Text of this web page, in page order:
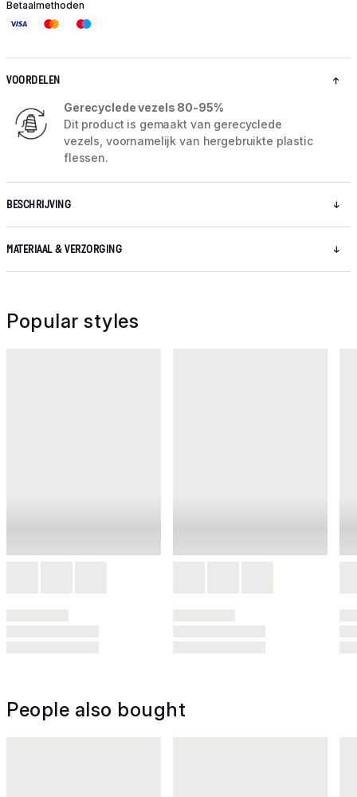
Betaalmethoden
VOORDELEN
Gerecyclede vezels 80-95%
Dit product is gemaakt van gerecyclede
vezels, voornamelijk van hergebruikte plastic
flessen.
BESCHRIJVING
MATERIAAL & VERZORGING
Popular styles
People also bought